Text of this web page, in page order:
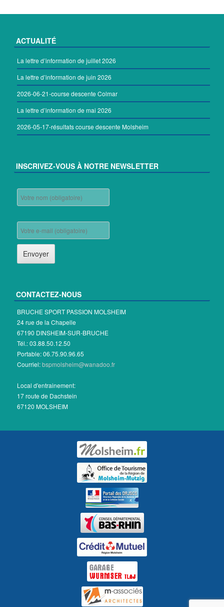
ACTUALITÉ
La lettre d’information de juillet 2026
La lettre d’information de juin 2026
2026-06-21-course descente Colmar
La lettre d’information de mai 2026
2026-05-17-résultats course descente Molsheim
INSCRIVEZ-VOUS À NOTRE NEWSLETTER
CONTACTEZ-NOUS
BRUCHE SPORT PASSION MOLSHEIM
24 rue de la Chapelle
67190 DINSHEIM-SUR-BRUCHE
Tél.: 03.88.50.12.50
Portable: 06.75.90.96.65
Courriel:bspmolsheim@wanadoo.fr
Local d'entrainement:
17 route de Dachstein
67120 MOLSHEIM